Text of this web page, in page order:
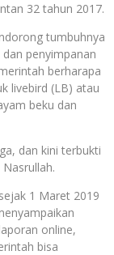
32 tahun 2017.
tumbuhnya
penyimpanan
berharapa
livebird (LB) atau
beku dan
dan kini terbukti
1 Maret 2019
online,
bisa